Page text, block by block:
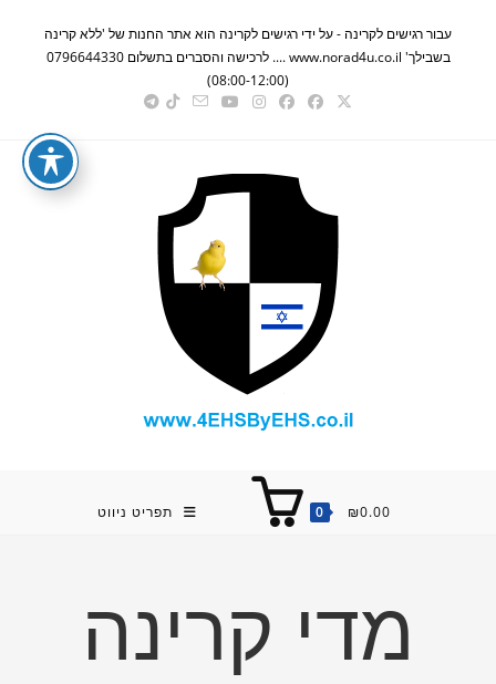
content
עבור רגישים לקרינה - על ידי רגישים לקרינה הוא אתר החנות של 'ללא קרינה
בשבילך' www.norad4u.co.il .... לרכישה והסברים בתשלום 0796644330
(08:00-12:00)
0 ₪0.00 תפריט ניווט
מדי קרינה